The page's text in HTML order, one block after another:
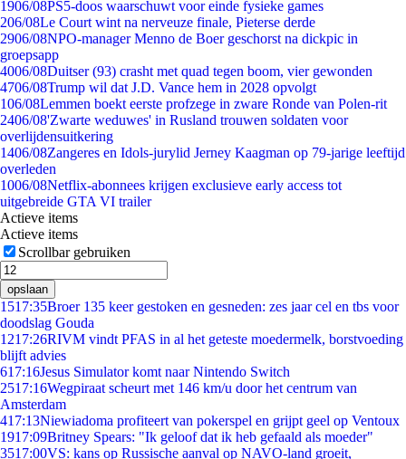
1906/08PS5-doos waarschuwt voor einde fysieke games
206/08Le Court wint na nerveuze finale, Pieterse derde
2906/08NPO-manager Menno de Boer geschorst na dickpic in
groepsapp
4006/08Duitser (93) crasht met quad tegen boom, vier gewonden
4706/08Trump wil dat J.D. Vance hem in 2028 opvolgt
106/08Lemmen boekt eerste profzege in zware Ronde van Polen-rit
2406/08'Zwarte weduwes' in Rusland trouwen soldaten voor
overlijdensuitkering
1406/08Zangeres en Idols-jurylid Jerney Kaagman op 79-jarige leeftijd
overleden
1006/08Netflix-abonnees krijgen exclusieve early access tot
uitgebreide GTA VI trailer
Actieve items
Actieve items
Scrollbar gebruiken
opslaan
1517:35Broer 135 keer gestoken en gesneden: zes jaar cel en tbs voor
doodslag Gouda
1217:26RIVM vindt PFAS in al het geteste moedermelk, borstvoeding
blijft advies
617:16Jesus Simulator komt naar Nintendo Switch
2517:16Wegpiraat scheurt met 146 km/u door het centrum van
Amsterdam
417:13Niewiadoma profiteert van pokerspel en grijpt geel op Ventoux
1917:09Britney Spears: "Ik geloof dat ik heb gefaald als moeder"
3517:00VS: kans op Russische aanval op NAVO-land groeit,